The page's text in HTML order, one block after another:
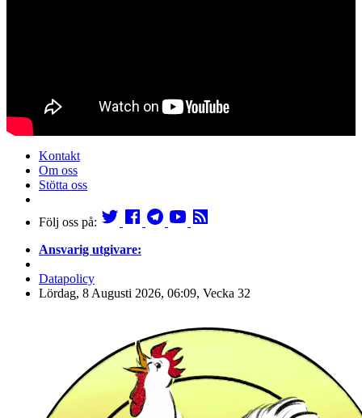
Kontakt
Om oss
Stötta oss
Följ oss på:
Ansvarig utgivare:
Datapolicy
Lördag, 8 Augusti 2026, 06:09, Vecka 32